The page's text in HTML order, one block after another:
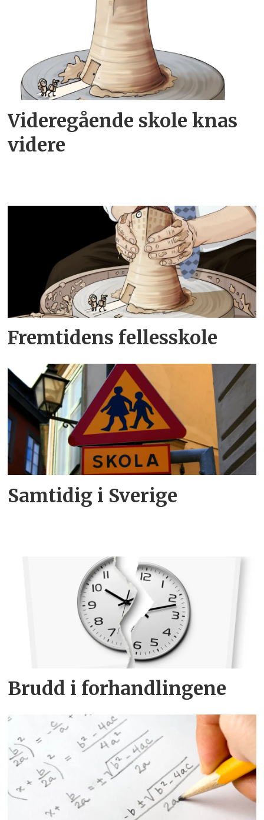
Videregående skole knas
videre
Fremtidens fellesskole
Samtidig i Sverige
Brudd i forhandlingene